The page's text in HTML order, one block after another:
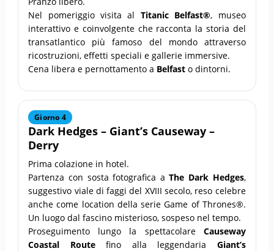
Nel pomeriggio visita al Titanic Belfast®, museo
interattivo e coinvolgente che racconta la storia del
transatlantico più famoso del mondo attraverso
ricostruzioni, effetti speciali e gallerie immersive.
Cena libera e pernottamento a Belfast o dintorni.
Giorno 4
Dark Hedges – Giant’s Causeway –
Derry
Prima colazione in hotel.
Partenza con sosta fotografica aThe Dark Hedges,
suggestivo viale di faggi del XVIII secolo, reso celebre
anche come location della serie Game of Thrones®.
Un luogo dal fascino misterioso, sospeso nel tempo.
Proseguimento lungo la spettacolare Causeway
Coastal Routefino alla leggendaria Giant’s